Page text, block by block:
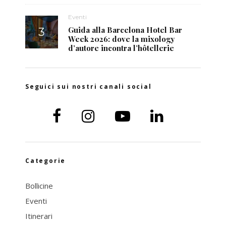
Eventi
Guida alla Barcelona Hotel Bar
Week 2026: dove la mixology
d’autore incontra l’hôtellerie
Seguici sui nostri canali social
Categorie
Bollicine
Eventi
Itinerari